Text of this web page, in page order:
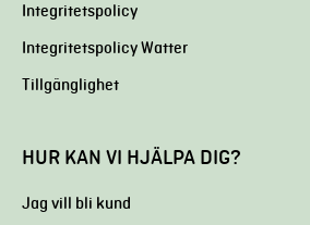
Integritetspolicy
Integritetspolicy Watter
Tillgänglighet
HUR KAN VI HJÄLPA DIG?
Jag vill bli kund